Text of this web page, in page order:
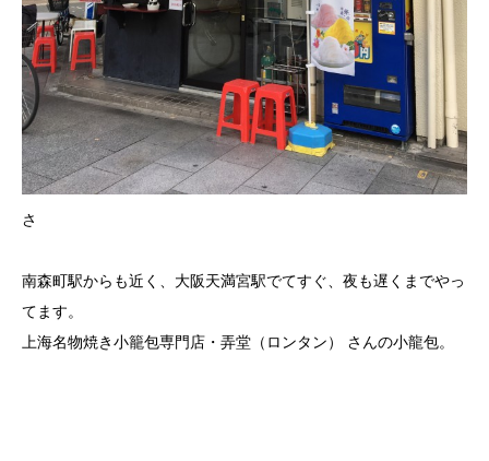
さ
南森町駅からも近く、大阪天満宮駅でてすぐ、夜も遅くまでやっ
てます。
上海名物焼き小籠包専門店・弄堂（ロンタン） さんの小龍包。